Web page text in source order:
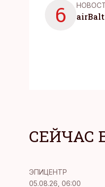
6
СЕЙЧАС
ЭПИЦЕНТР
05.08.26, 06:00